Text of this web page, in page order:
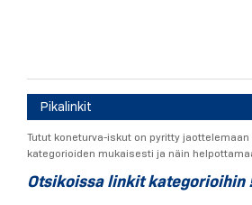
Pikalinkit
Tutut koneturva-iskut on pyritty jaottelemaan
kategorioiden mukaisesti ja näin
Otsikoissa linkit kategorioihin